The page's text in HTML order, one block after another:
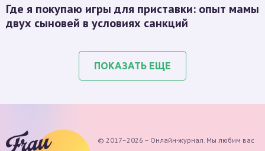
Где я покупаю игры для приставки: опыт мамы
двух сыновей в условиях санкций
ПОКАЗАТЬ ЕЩЕ
© 2017–2026 – Онлайн-журнал. Мы любим вас